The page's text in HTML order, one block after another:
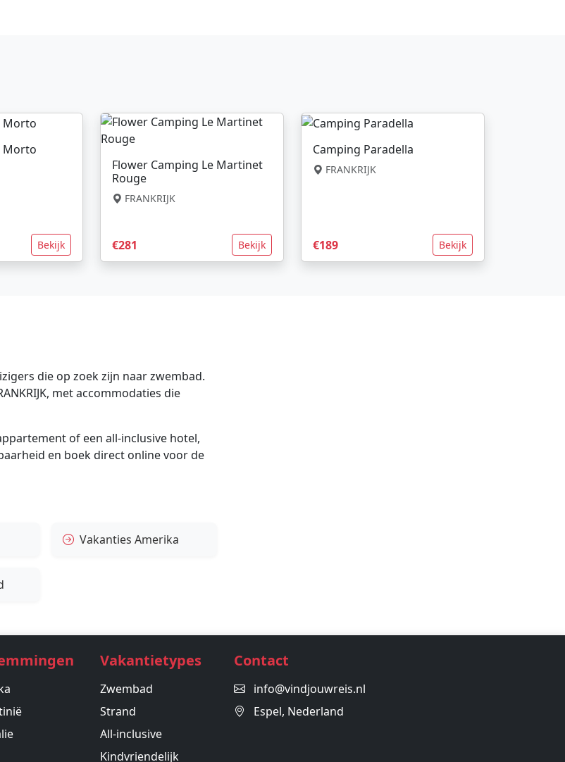
Morto
Bekijk
Flower Camping Le Martinet
Rouge
FRANKRIJK
€281 Bekijk
Camping Paradella
FRANKRIJK
€189 Bekijk
die op zoek zijn naar zwembad.
met accommodaties die
of een all-inclusive hotel,
en boek direct online voor de
Vakanties Amerika
Vakantietypes
Zwembad
Strand
All-inclusive
Kindvriendelijk
Contact
info@vindjouwreis.nl
Espel, Nederland